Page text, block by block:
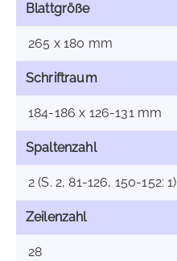
Blattgröße
265 x 180 mm
Schriftraum
184-186 x 126-131 mm
Spaltenzahl
2 (S. 2, 81-126, 150-152: 1)
Zeilenzahl
28